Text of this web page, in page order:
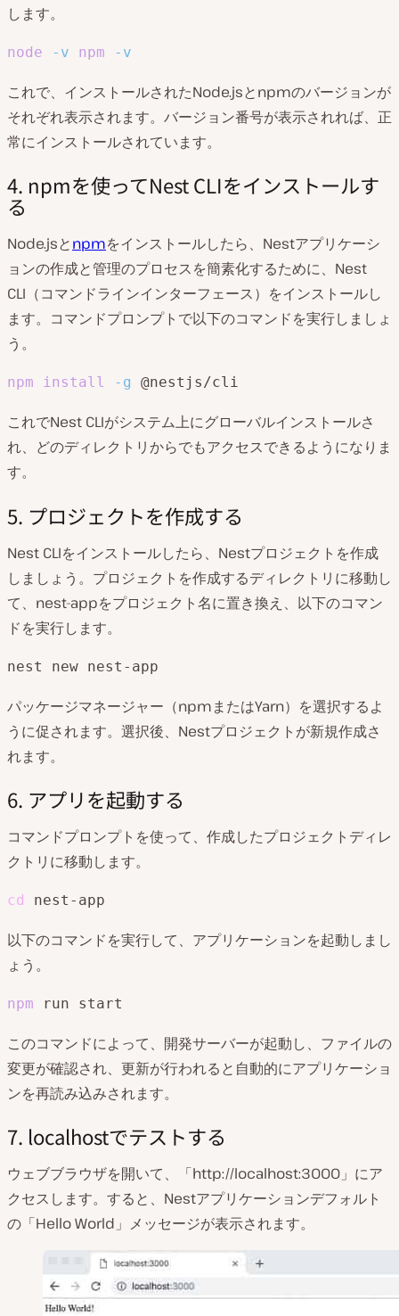
します。
node -v npm -v
これで、インストールされたNode.jsとnpmのバージョンが
それぞれ表示されます。バージョン番号が表示されれば、正
常にインストールされています。
4. npmを使ってNest CLIをインストールす
る
Node.jsとnpmをインストールしたら、Nestアプリケーシ
ョンの作成と管理のプロセスを簡素化するために、Nest
CLI（コマンドラインインターフェース）をインストールし
ます。コマンドプロンプトで以下のコマンドを実行しましょ
う。
npm install -g @nestjs/cli
これでNest CLIがシステム上にグローバルインストールさ
れ、どのディレクトリからでもアクセスできるようになりま
す。
5. プロジェクトを作成する
Nest CLIをインストールしたら、Nestプロジェクトを作成
しましょう。プロジェクトを作成するディレクトリに移動し
て、nest-appをプロジェクト名に置き換え、以下のコマン
ドを実行します。
nest new nest-app
パッケージマネージャー（npmまたはYarn）を選択するよ
うに促されます。選択後、Nestプロジェクトが新規作成さ
れます。
6. アプリを起動する
コマンドプロンプトを使って、作成したプロジェクトディレ
クトリに移動します。
cd nest-app
以下のコマンドを実行して、アプリケーションを起動しまし
ょう。
npm run start
このコマンドによって、開発サーバーが起動し、ファイルの
変更が確認され、更新が行われると自動的にアプリケーショ
ンを再読み込みされます。
7. localhostでテストする
ウェブブラウザを開いて、「http://localhost:3000」にア
クセスします。すると、Nestアプリケーションデフォルト
の「Hello World」メッセージが表示されます。